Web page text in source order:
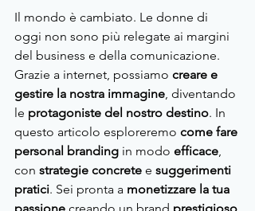
Il mondo è cambiato. Le donne di
oggi non sono più relegate ai margini
del business e della comunicazione.
Grazie a internet, possiamo creare e
gestire la nostra immagine, diventando
le protagoniste del nostro destino. In
questo articolo esploreremo come fare
personal branding in modo efficace,
con strategie concrete e suggerimenti
pratici. Sei pronta a monetizzare la tua